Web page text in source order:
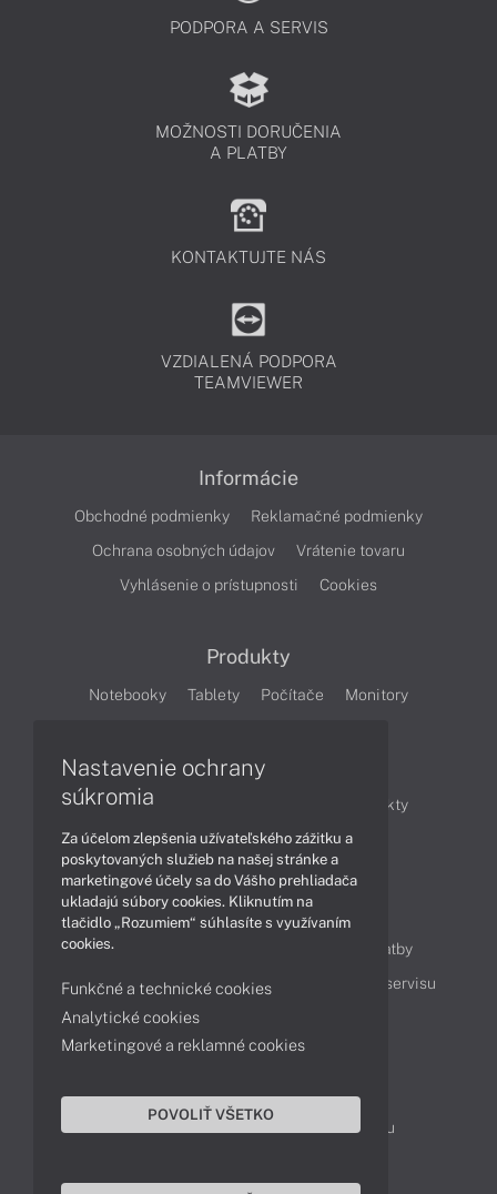
PODPORA A SERVIS
MOŽNOSTI DORUČENIA
A PLATBY
KONTAKTUJTE NÁS
VZDIALENÁ PODPORA
TEAMVIEWER
Informácie
Obchodné podmienky
Reklamačné podmienky
Ochrana osobných údajov
Vrátenie tovaru
Vyhlásenie o prístupnosti
Cookies
Produkty
Notebooky Tablety Počítače Monitory
Články
Obchodné informácie
Produkty
Technológie
Videá
Obsah
Ako nakupovať
Možnosti doručenia a platby
Podpora a servis
Servisné služby Cenník servisu
Kontakty
043 4224 771
Obchodné oddelenie
Reklamácia tovaru
Nastavenie ochrany
súkromia
Za účelom zlepšenia užívateľského zážitku a
poskytovaných služieb na našej stránke a
marketingové účely sa do Vášho prehliadača
ukladajú súbory cookies. Kliknutím na
tlačidlo „Rozumiem“ súhlasíte s využívaním
cookies.
Funkčné a technické cookies
Analytické cookies
Marketingové a reklamné cookies
POVOLIŤ VŠETKO